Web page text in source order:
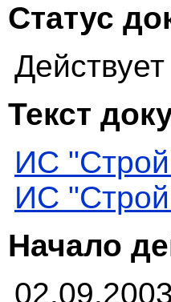
Статус
Действует
Текст
ИС
ИС
Начало
02.09.2003